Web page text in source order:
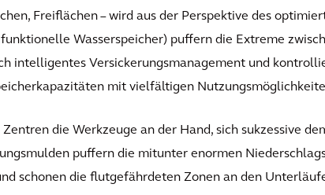
Freiflächen – wird aus der Perspektive des
Wasserspeicher) puffern die Extreme
intelligentes Versickerungsmanagement und
mit vielfältigen
Zentren die Werkzeuge an der Hand, sich sukzessive
puffern die mitunter enormen
schonen die flutgefährdeten Zonen an den